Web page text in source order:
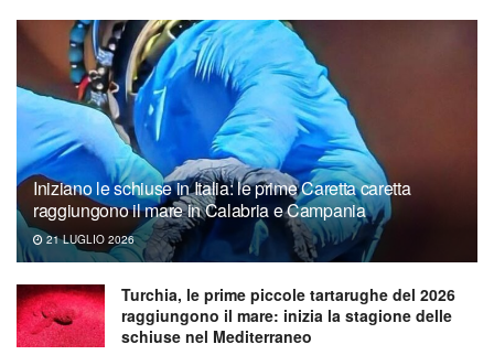
Iniziano le schiuse in Italia: le prime Caretta caretta
raggiungono il mare in Calabria e Campania
21 LUGLIO 2026
Turchia, le prime piccole tartarughe del 2026
raggiungono il mare: inizia la stagione delle
schiuse nel Mediterraneo